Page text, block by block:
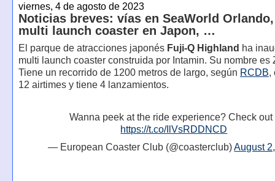
viernes, 4 de agosto de 2023
Noticias breves: vías en SeaWorld
multi launch coaster en Japon, …
El parque de atracciones japonés Fuji-Q Highland ha
multi launch coaster construida por Intamin. Su nombre es
Tiene un recorrido de 1200 metros de largo, según RCDB,
12 airtimes y tiene 4 lanzamientos.
Wanna peek at the ride experience? Check out
https://t.co/IlVsRDDNCD
— European Coaster Club (@coasterclub)August